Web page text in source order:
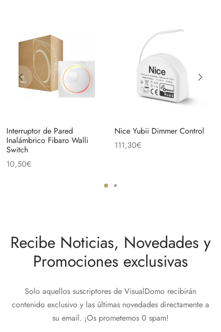
Interruptor de Pared
Inalámbrico Fibaro Walli
Switch
10,50€
Nice Yubii Dimmer Control
111,30€
Recibe Noticias, Novedades y
Promociones exclusivas
Solo aquellos suscriptores de VisualDomo recibirán
contenido exclusivo y las últimas novedades directamente a
su email. ¡Os prometemos 0 spam!